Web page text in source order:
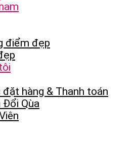
điểm đẹp
hàng & Thanh toán
Qùa